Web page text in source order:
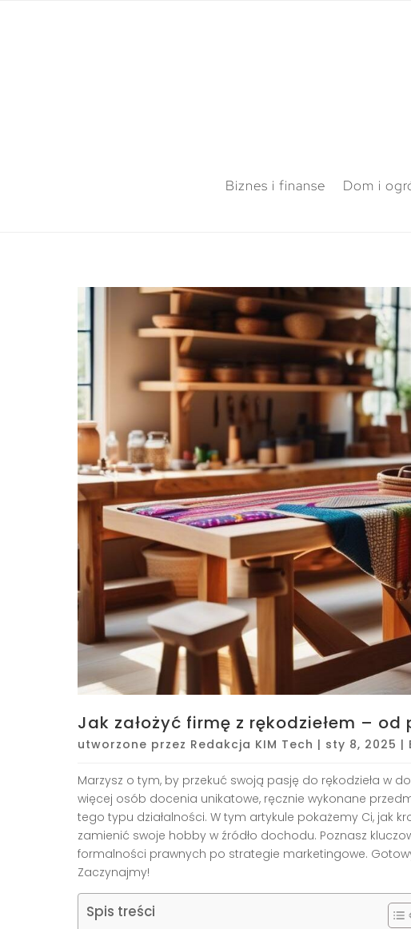
Biznes i finanse Dom i
Jak założyć firmę z rękodziełem –
utworzone przez Redakcja KIM Tech | sty 8, 2025 |
Marzysz o tym, by przekuć swoją pasję do rękodzieła w
więcej osób docenia unikatowe, ręcznie wykonane
tego typu działalności. W tym artykule pokażemy Ci, jak
zamienić swoje hobby w źródło dochodu. Poznasz
formalności prawnych po strategie marketingowe.
Zaczynajmy!
Spis treści